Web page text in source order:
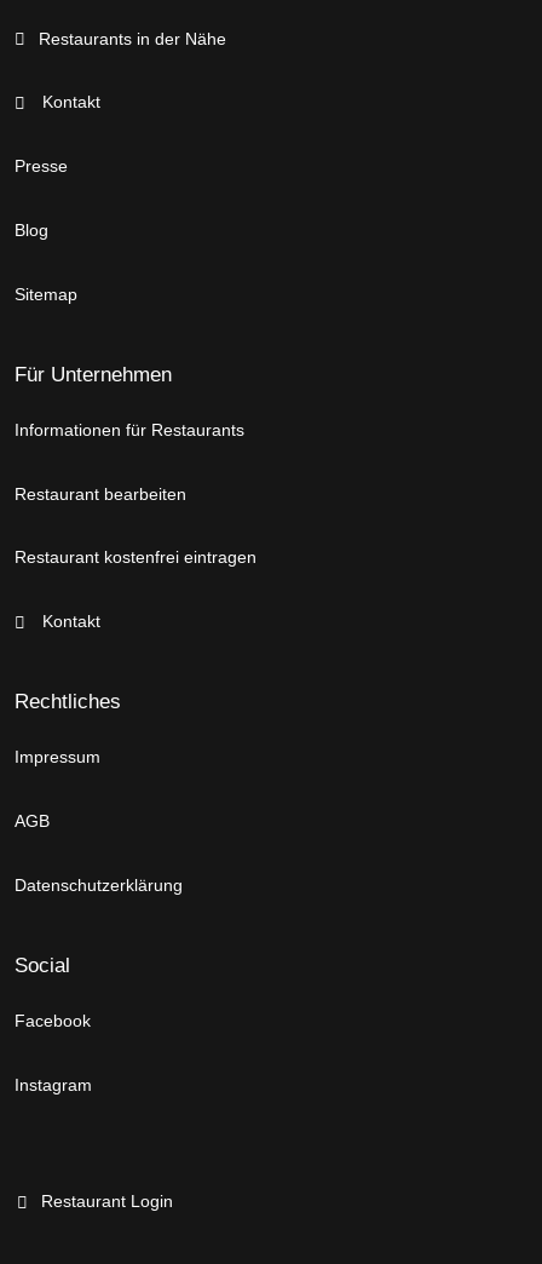
Restaurants in der Nähe
Kontakt
Presse
Blog
Sitemap
Für Unternehmen
Informationen für Restaurants
Restaurant bearbeiten
Restaurant kostenfrei eintragen
Kontakt
Rechtliches
Impressum
AGB
Datenschutzerklärung
Social
Facebook
Instagram
Restaurant Login